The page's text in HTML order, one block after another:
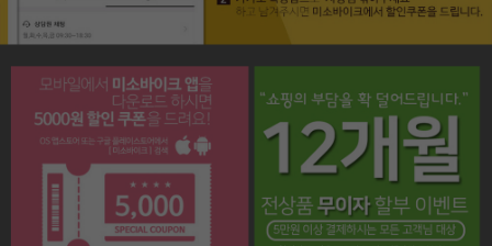
페이코 라이프